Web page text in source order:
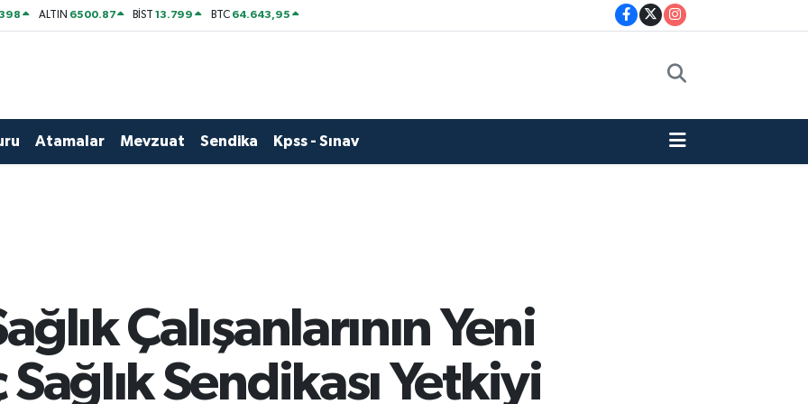
ALTIN 6500.87 BİST13.799 BTC 64.643,95
Atamalar Mevzuat Sendika Kpss - Sınav
Çalışanlarının Yeni
Sendikası Yetkiyi